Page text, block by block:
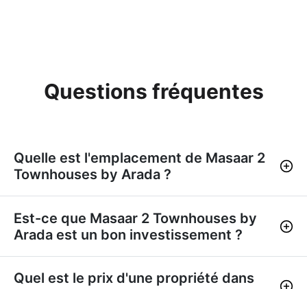
Questions fréquentes
Quelle est l'emplacement de Masaar 2
Townhouses by Arada ?
Est-ce que Masaar 2 Townhouses by
Arada est un bon investissement ?
Quel est le prix d'une propriété dans